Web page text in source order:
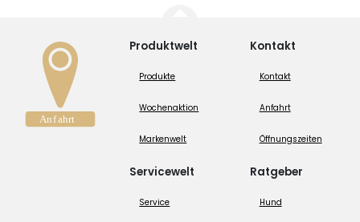
Produktwelt
Produkte
Wochenaktion
Markenwelt
Servicewelt
Service
Kontakt
Kontakt
Anfahrt
Öffnungszeiten
Ratgeber
Hund